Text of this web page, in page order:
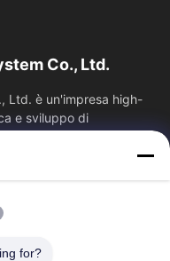
Co., Ltd.
Ltd. è un'impresa high-
e sviluppo di
Di Qualità
for?